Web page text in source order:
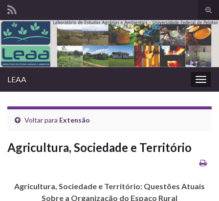
de
Search for:
LEAA
Voltar para Extensão
Agricultura, Sociedade e Território
Agricultura, Sociedade e Território: Questões Atuais
Sobre a Organização do Espaço Rural